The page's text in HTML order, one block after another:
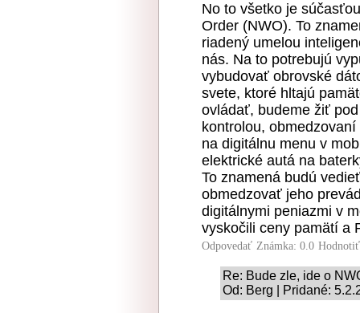
No to všetko je
Order (NWO). To
riadený umelou
nás. Na to potrebujú
vybudovať obrovské
svete, ktoré hltajú
ovládať, budeme žiť
kontrolou,
na digitálnu menu v
elektrické autá na
To znamená budú
obmedzovať jeho
digitálnymi peniazmi v
vyskočili ceny pamätí a
Odpovedať Známka: 0.0
Re: Bude zle, ide o
Od: Berg | Pridané: